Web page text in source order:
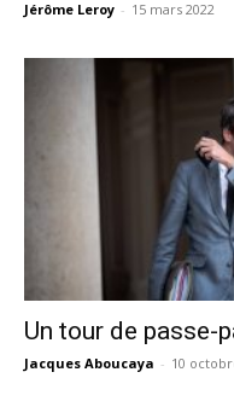
Jérôme Leroy - 15 mars 2022
Un tour de passe-
Jacques Aboucaya - 10